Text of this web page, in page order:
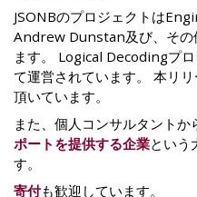
JSONBのプロジェクトは
Andrew Dunstan及び、その
ます。 Logical Decodingプ
て運営されています。 本リ
頂いています。
また、個人コンサルタントか
ポートを提供する企業という
す。
寄付も歓迎しています。